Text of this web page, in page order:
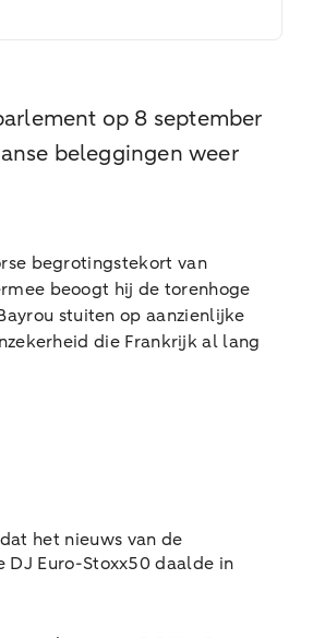
op 8 september
beleggingen weer
begrotingstekort van
beoogt hij de torenhoge
stuiten op aanzienlijke
die Frankrijk al lang
het nieuws van de
Euro-Stoxx50 daalde in